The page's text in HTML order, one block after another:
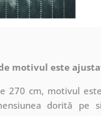
motivul este
270 cm, motivul
dorită pe